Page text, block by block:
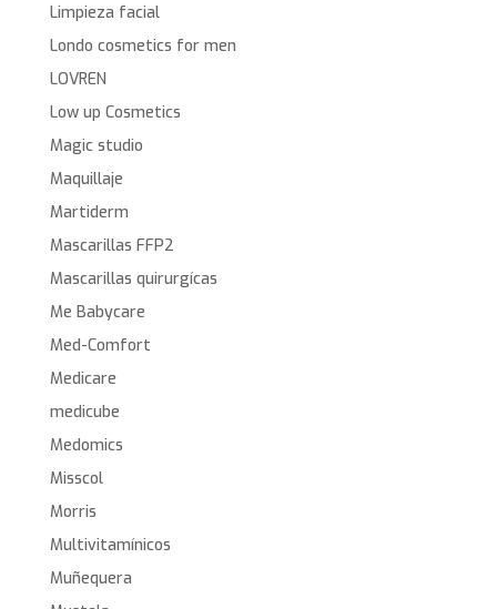
Limpieza facial
Londo cosmetics for men
LOVREN
Low up Cosmetics
Magic studio
Maquillaje
Martiderm
Mascarillas FFP2
Mascarillas quirurgícas
Me Babycare
Med-Comfort
Medicare
medicube
Medomics
Misscol
Morris
Multivitamínicos
Muñequera